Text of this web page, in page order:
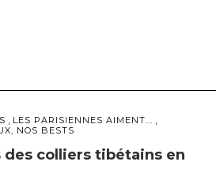
LES PARISIENNES AIMENT...
NOS BESTS
colliers tibétains en